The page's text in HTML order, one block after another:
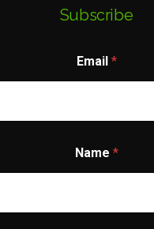
Subscribe
N
a
E
a
i
Email *
Name *